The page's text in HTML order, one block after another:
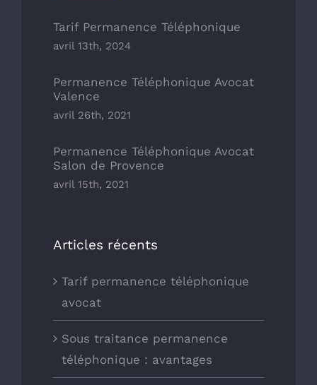
Tarif Permanence Téléphonique
avril 13th, 2024
Permanence Téléphonique Avocat
Valence
avril 26th, 2021
Permanence Téléphonique Avocat
Salon de Provence
avril 15th, 2021
Articles récents
Tarif permanence téléphonique
avocat
Sous traitance permanence
téléphonique : avantages